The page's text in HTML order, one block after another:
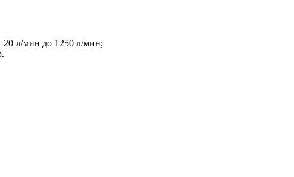
20 л/мин до 1250 л/мин;